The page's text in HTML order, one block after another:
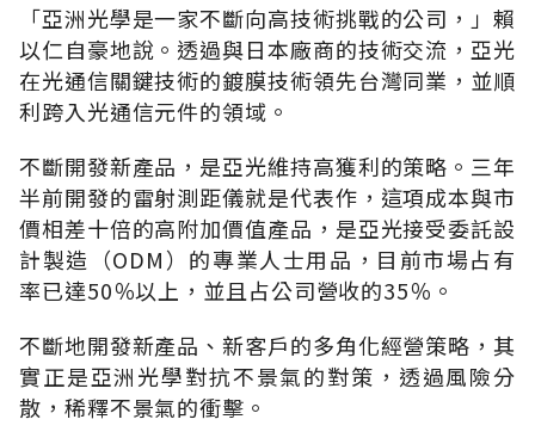
「亞洲光學是一家不斷向高技術挑戰的公司，」賴
以仁自豪地說。透過與日本廠商的技術交流，亞光
在光通信關鍵技術的鍍膜技術領先台灣同業，並順
利跨入光通信元件的領域。
不斷開發新產品，是亞光維持高獲利的策略。三年
半前開發的雷射測距儀就是代表作，這項成本與市
價相差十倍的高附加價值產品，是亞光接受委託設
計製造（ODM）的專業人士用品，目前市場占有
率已達50％以上，並且占公司營收的35％。
不斷地開發新產品、新客戶的多角化經營策略，其
實正是亞洲光學對抗不景氣的對策，透過風險分
散，稀釋不景氣的衝擊。